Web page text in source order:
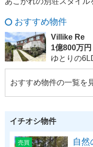
おすすめ物件
Villike Re
1億800万円
ゆとりの
おすすめ物件の一覧を
イチオシ物件
売買
自然